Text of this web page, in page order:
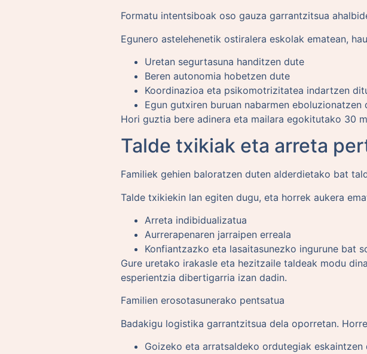
Formatu intentsiboak oso gauza garrantzitsua
Egunero astelehenetik ostiralera eskolak ematean,
Uretan segurtasuna handitzen dute
Beren autonomia hobetzen dute
Koordinazioa eta psikomotrizitatea indartzen
Egun gutxiren buruan nabarmen eboluzionatzen
Hori guztia bere adinera eta mailara egokitutako 30
Talde txikiak eta arreta
Familiek gehien baloratzen duten alderdietako bat
Talde txikiekin lan egiten dugu, eta horrek aukera
Arreta indibidualizatua
Aurrerapenaren jarraipen erreala
Konfiantzazko eta lasaitasunezko ingurune bat
Gure uretako irakasle eta hezitzaile taldeak modu
esperientzia dibertigarria izan dadin.
Familien erosotasunerako pentsatua
Badakigu logistika garrantzitsua dela oporretan.
Goizeko eta arratsaldeko ordutegiak eskaintzen